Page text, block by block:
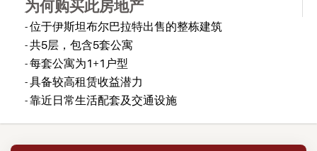
为何购买此房地产
- 位于伊斯坦布尔巴拉特出售的整栋建筑
- 共5层，包含5套公寓
- 每套公寓为1+1户型
- 具备较高租赁收益潜力
- 靠近日常生活配套及交通设施